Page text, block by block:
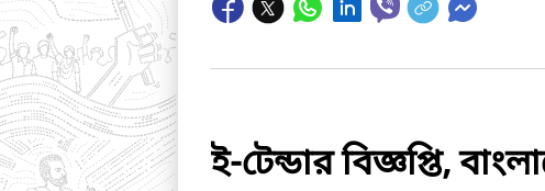
ই-টেন্ডার বিজ্ঞপ্তি,